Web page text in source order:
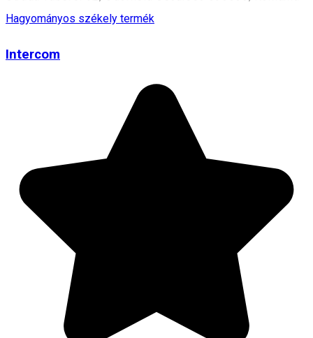
Hagyományos székely termék
Intercom